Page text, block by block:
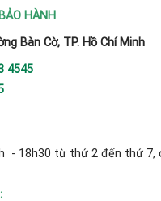
HÀNH
Bàn Cờ, TP. Hồ Chí Minh
4545
- 18h30 từ thứ 2 đến thứ 7,